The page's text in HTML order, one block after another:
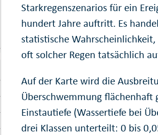
Starkregenszenarios für ein
hundert Jahre auftritt. Es
statistische
oft solcher Regen tatsächlich
Auf der Karte wird die
Überschwemmung flächenhaft
Einstautiefe (Wassertiefe bei
drei Klassen unterteilt: 0 bis